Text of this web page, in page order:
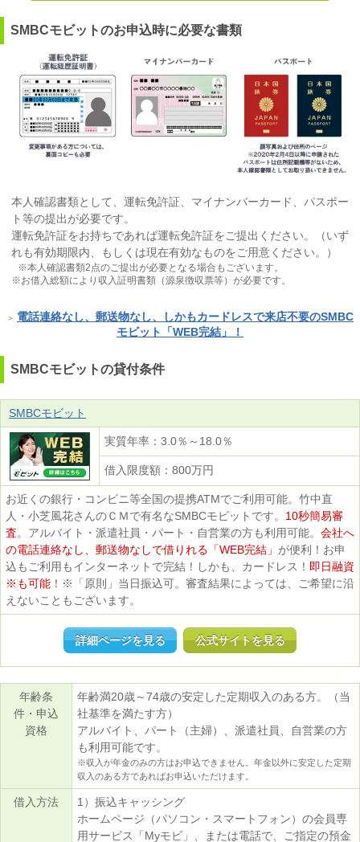
SMBCモビットのお申込時に必要な書類
本人確認書類として、運転免許証、マイナンバーカード、パスポー
ト等の提出が必要です。
運転免許証をお持ちであれば運転免許証をご提出ください。（いず
れも有効期限内、もしくは現在有効なものをご用意ください。）
※本人確認書類2点のご提出が必要となる場合もございます。
※お借入総額により収入証明書類（源泉徴収票等）が必要です。
＞ 電話連絡なし、郵送物なし、しかもカードレスで来店不要のSMBC
モビット「WEB完結」！
SMBCモビットの貸付条件
SMBCモビット
実質年率：3.0％～18.0％
借入限度額：800万円
お近くの銀行・コンビニ等全国の提携ATMでご利用可能。竹中直
人・小芝風花さんのＣＭで有名なSMBCモビットです。 10秒簡易審
査。アルバイト・派遣社員・パート・自営業の方も利用可能。 会社へ
の電話連絡なし、郵送物なしで借りれる「WEB完結」 が便利！お申
込もご利用もインターネットで完結！しかも、カードレス！ 即日融資
※も可能 ！※「原則」当日振込可。審査結果によっては、ご希望に沿
えないこともございます。
詳細ページを見る 公式サイトを見る
年齢条
件・申込
資格
年齢満20歳～74歳の安定した定期収入のある方。（当
社基準を満たす方）
アルバイト、パート（主婦）、派遣社員、自営業の方
も利用可能です。
※収入が年金のみの方はお申込できません。年金以外に安定した定期
収入のある方であればお申込いただけます。
借入方法 1） 振込キャッシング
ホームページ（パソコン・スマートフォン）の会員専
用サービス「Myモビ」、または電話で、ご指定の預金